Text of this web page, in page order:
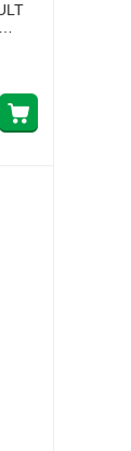
JA